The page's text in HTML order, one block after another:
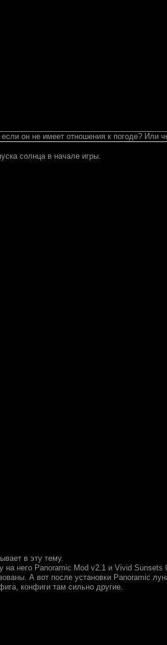
он не имеет отношения к погоде? Или
солнца в начале игры.
в эту тему.
на него Panoramic Mod v2.1 и Vivid Sunsets
А вот после установки Panoramic
конфиги там сильно другие.